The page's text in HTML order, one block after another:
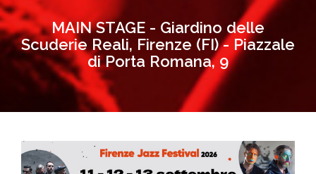
MAIN STAGE - Giardino delle
Scuderie Reali, Firenze (FI) - Piazzale
di Porta Romana, 9